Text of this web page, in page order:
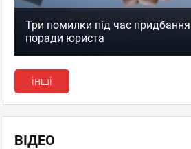
Три помилки під час
поради юриста
інші
ВІДЕО